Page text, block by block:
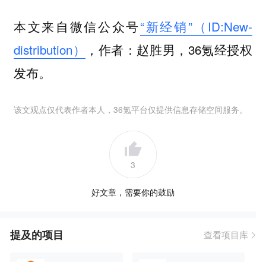
本文来自微信公众号“新经销”（ID:New-
distribution）
，作者：赵胜男，36氪经授权
发布。
该文观点仅代表作者本人，36氪平台仅提供信息存储空间服务。
3
好文章，需要你的鼓励
提及的项目 查看项目库